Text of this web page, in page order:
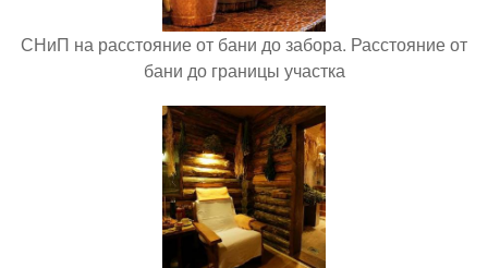
СНиП на расстояние от бани до забора. Расстояние от
бани до границы участка